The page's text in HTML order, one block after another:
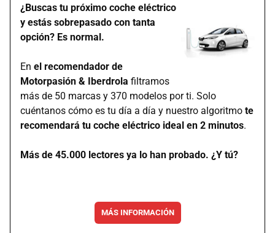
¿Buscas tu próximo coche eléctrico
y estás sobrepasado con tanta
opción? Es normal.
En el recomendador de
Motorpasión & Iberdrola filtramos
más de 50 marcas y 370 modelos por ti. Solo
cuéntanos cómo es tu día a día y nuestro algoritmo te
recomendará tu coche eléctrico ideal en 2 minutos.
Más de 45.000 lectores ya lo han probado. ¿Y tú?
MÁS INFORMACIÓN